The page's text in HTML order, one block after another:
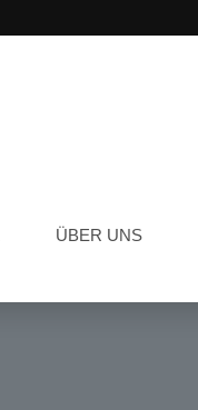
ÜBER UNS